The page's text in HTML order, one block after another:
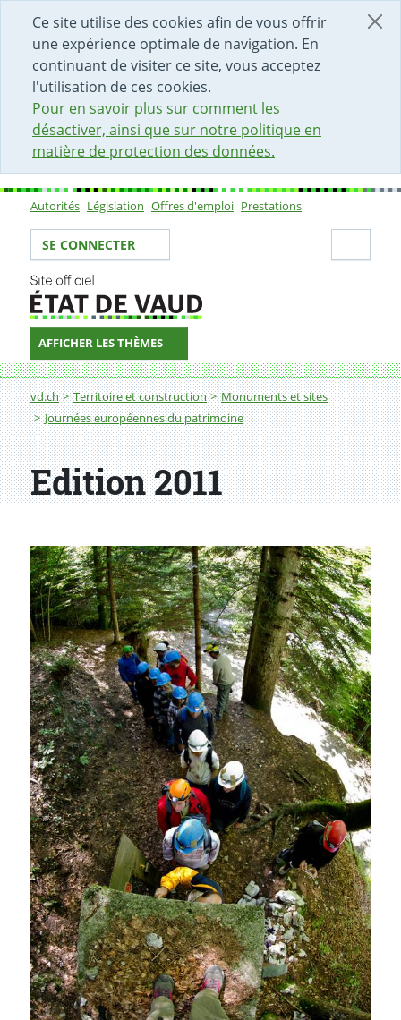
Ce site utilise des cookies afin de vous offrir
une expérience optimale de navigation. En
continuant de visiter ce site, vous acceptez
l'utilisation de ces cookies.
Pour en savoir plus sur comment les
désactiver, ainsi que sur notre politique en
matière de protection des données.
DÉBUT DU CONTENU DE LA PAGE
ACCÈS AU CHAMP DE RECHERCHE
PAGE D'ACCUEIL
FORMULAIRE DE CONTACT
Sous-navigation
Autorités Législation Offres d'emploi Prestations
Votre identité
SE CONNECTER
AFFICHER LES THÈMES
Fil d'Ariane
vd.ch Territoire et construction
Monuments et sites
Journées européennes du patrimoine
Edition 2011
Edition 2011